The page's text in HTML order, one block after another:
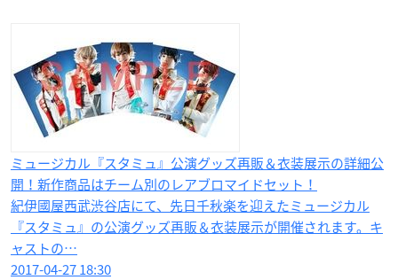
ミュージカル『スタミュ』公演グッズ再販＆衣装展示の詳細公
開！新作商品はチーム別のレアブロマイドセット！
紀伊國屋西武渋谷店にて、先日千秋楽を迎えたミュージカル
『スタミュ』の公演グッズ再販＆衣装展示が開催されます。キ
ャストの…
2017-04-27 18:30